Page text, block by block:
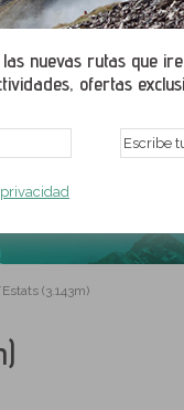
nuevas rutas que
ofertas
(3.143m)